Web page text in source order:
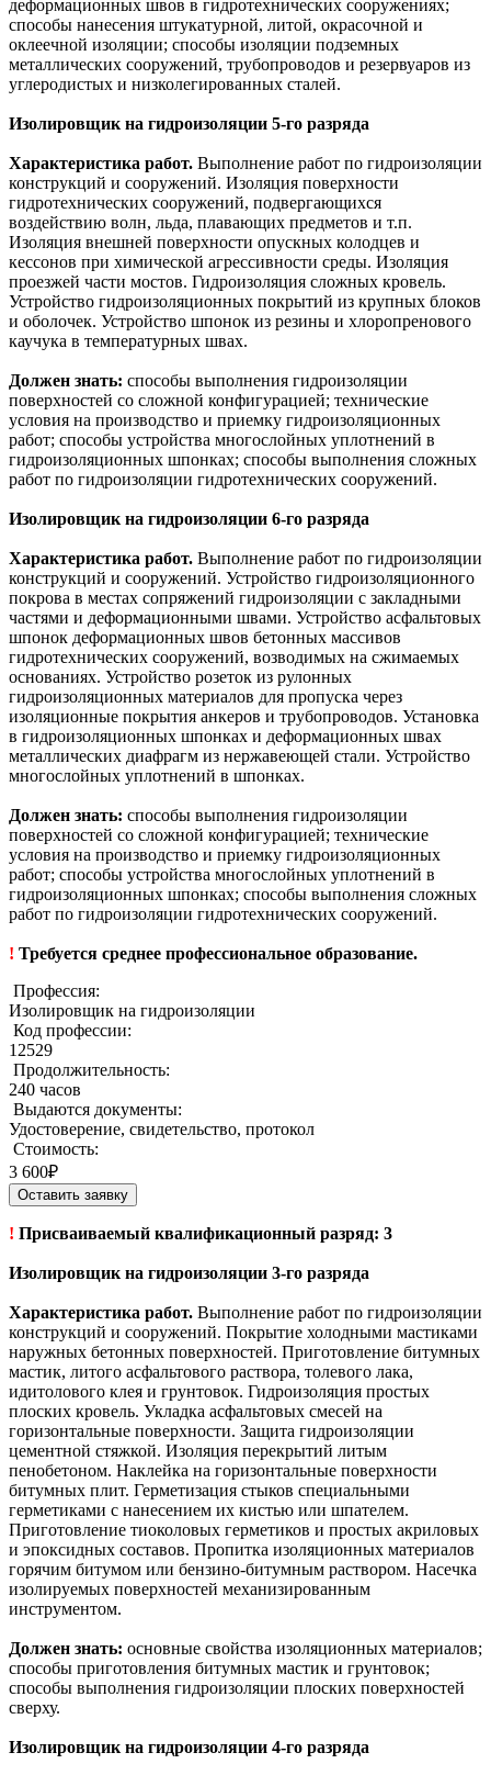
деформационных швов в гидротехнических сооружениях;
способы нанесения штукатурной, литой, окрасочной и
оклеечной изоляции; способы изоляции подземных
металлических сооружений, трубопроводов и резервуаров из
углеродистых и низколегированных сталей.
Изолировщик на гидроизоляции 5-го разряда
Характеристика работ. Выполнение работ по гидроизоляции
конструкций и сооружений. Изоляция поверхности
гидротехнических сооружений, подвергающихся
воздействию волн, льда, плавающих предметов и т.п.
Изоляция внешней поверхности опускных колодцев и
кессонов при химической агрессивности среды. Изоляция
проезжей части мостов. Гидроизоляция сложных кровель.
Устройство гидроизоляционных покрытий из крупных блоков
и оболочек. Устройство шпонок из резины и хлоропренового
каучука в температурных швах.
Должен знать: способы выполнения гидроизоляции
поверхностей со сложной конфигурацией; технические
условия на производство и приемку гидроизоляционных
работ; способы устройства многослойных уплотнений в
гидроизоляционных шпонках; способы выполнения сложных
работ по гидроизоляции гидротехнических сооружений.
Изолировщик на гидроизоляции 6-го разряда
Характеристика работ. Выполнение работ по гидроизоляции
конструкций и сооружений. Устройство гидроизоляционного
покрова в местах сопряжений гидроизоляции с закладными
частями и деформационными швами. Устройство асфальтовых
шпонок деформационных швов бетонных массивов
гидротехнических сооружений, возводимых на сжимаемых
основаниях. Устройство розеток из рулонных
гидроизоляционных материалов для пропуска через
изоляционные покрытия анкеров и трубопроводов. Установка
в гидроизоляционных шпонках и деформационных швах
металлических диафрагм из нержавеющей стали. Устройство
многослойных уплотнений в шпонках.
Должен знать: способы выполнения гидроизоляции
поверхностей со сложной конфигурацией; технические
условия на производство и приемку гидроизоляционных
работ; способы устройства многослойных уплотнений в
гидроизоляционных шпонках; способы выполнения сложных
работ по гидроизоляции гидротехнических сооружений.
! Требуется среднее профессиональное образование.
Профессия:
Изолировщик на гидроизоляции
Код профессии:
12529
Продолжительность:
240 часов
Выдаются документы:
Удостоверение, свидетельство, протокол
Стоимость:
3 600₽
Оставить заявку
! Присваиваемый квалификационный разряд: 3
Изолировщик на гидроизоляции 3-го разряда
Характеристика работ. Выполнение работ по гидроизоляции
конструкций и сооружений. Покрытие холодными мастиками
наружных бетонных поверхностей. Приготовление битумных
мастик, литого асфальтового раствора, толевого лака,
идитолового клея и грунтовок. Гидроизоляция простых
плоских кровель. Укладка асфальтовых смесей на
горизонтальные поверхности. Защита гидроизоляции
цементной стяжкой. Изоляция перекрытий литым
пенобетоном. Наклейка на горизонтальные поверхности
битумных плит. Герметизация стыков специальными
герметиками с нанесением их кистью или шпателем.
Приготовление тиоколовых герметиков и простых акриловых
и эпоксидных составов. Пропитка изоляционных материалов
горячим битумом или бензино-битумным раствором. Насечка
изолируемых поверхностей механизированным
инструментом.
Должен знать: основные свойства изоляционных материалов;
способы приготовления битумных мастик и грунтовок;
способы выполнения гидроизоляции плоских поверхностей
сверху.
Изолировщик на гидроизоляции 4-го разряда